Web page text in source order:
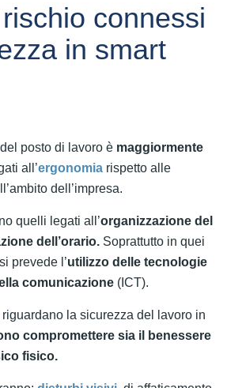
connessi
in smart
posto di lavoro è maggiormente
all’ergonomia rispetto alle
dell’impresa.
quelli legati all’organizzazione del
dell’orario. Soprattutto in quei
prevede l’utilizzo delle tecnologie
comunicazione (ICT).
riguardano la sicurezza del lavoro in
compromettere sia il benessere
fisico.